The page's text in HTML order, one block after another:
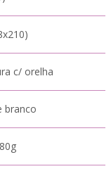
c/ orelha
branco